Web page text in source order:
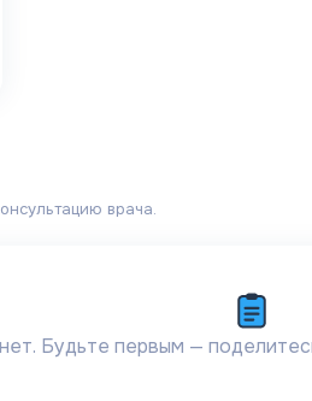
врача.
Будьте первым —